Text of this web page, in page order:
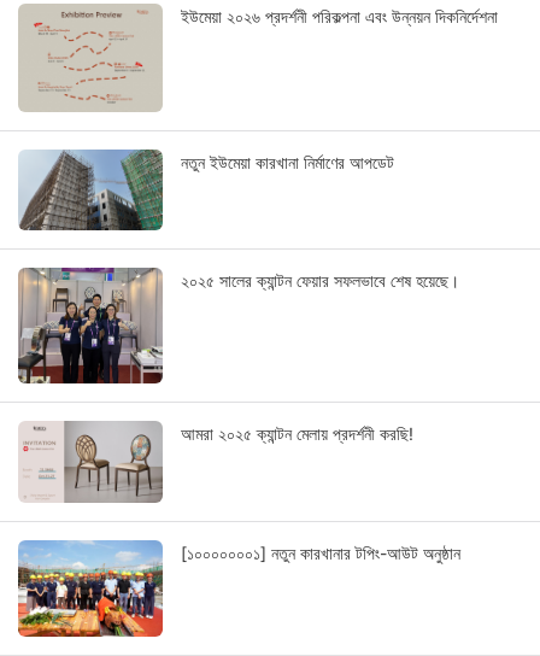
ইউমেয়া ২০২৬ প্রদর্শনী পরিকল্পনা এবং উন্নয়ন দিকনির্দেশনা
নতুন ইউমেয়া কারখানা নির্মাণের আপডেট
২০২৫ সালের ক্যান্টন ফেয়ার সফলভাবে শেষ হয়েছে।
আমরা ২০২৫ ক্যান্টন মেলায় প্রদর্শনী করছি!
[১০০০০০০০১] নতুন কারখানার টপিং-আউট অনুষ্ঠান